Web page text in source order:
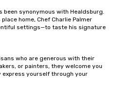
been synonymous with Healdsburg.
home, Chef Charlie Palmer
settings—to taste his signature
who are generous with their
or painters, they welcome you
express yourself through your